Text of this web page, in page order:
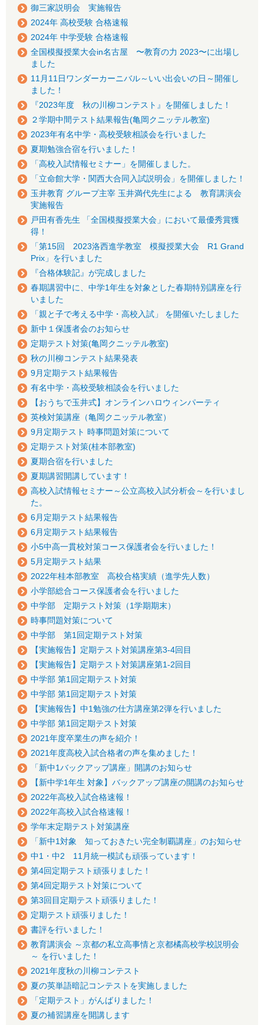
御三家説明会 実施報告
2024年 高校受験 合格速報
2024年 中学受験 合格速報
全国模擬授業大会in名古屋 〜教育の力 2023〜に出場し
ました
11月11日ワンダーカーニバル～いい出会いの日～開催し
ました！
『2023年度 秋の川柳コンテスト』を開催しました！
２学期中間テスト結果報告(亀岡クニッテル教室)
2023年有名中学・高校受験相談会を行いました
夏期勉強合宿を行いました！
「高校入試情報セミナー」を開催しました。
「立命館大学・関西大合同入試説明会」を開催しました！
玉井教育 グループ主宰 玉井満代先生による 教育講演会
実施報告
戸田有香先生 「全国模擬授業大会」において最優秀賞獲
得！
「第15回 2023洛西進学教室 模擬授業大会 R1 Grand
Prix」を行いました
『合格体験記』が完成しました
春期講習中に、中学1年生を対象とした春期特別講座を行
いました
「親と子で考える中学・高校入試」 を開催いたしました
新中１保護者会のお知らせ
定期テスト対策(亀岡クニッテル教室)
秋の川柳コンテスト結果発表
9月定期テスト結果報告
有名中学・高校受験相談会を行いました
【おうちで玉井式】オンラインハロウィンパーティ
英検対策講座（亀岡クニッテル教室）
9月定期テスト 時事問題対策について
定期テスト対策(桂本部教室)
夏期合宿を行いました
夏期講習開講しています！
高校入試情報セミナー～公立高校入試分析会～を行いまし
た。
6月定期テスト結果報告
6月定期テスト結果報告
小5中高一貫校対策コース保護者会を行いました！
5月定期テスト結果
2022年桂本部教室 高校合格実績（進学先人数）
小学部総合コース保護者会を行いました
中学部 定期テスト対策（1学期期末）
時事問題対策について
中学部 第1回定期テスト対策
【実施報告】定期テスト対策講座第3-4回目
【実施報告】定期テスト対策講座第1-2回目
中学部 第1回定期テスト対策
中学部 第1回定期テスト対策
【実施報告】中1勉強の仕方講座第2弾を行いました
中学部 第1回定期テスト対策
2021年度卒業生の声を紹介！
2021年度高校入試合格者の声を集めました！
「新中1バックアップ講座」開講のお知らせ
【新中学1年生 対象】バックアップ講座の開講のお知らせ
2022年高校入試合格速報！
2022年高校入試合格速報！
学年末定期テスト対策講座
「新中1対象 知っておきたい完全制覇講座」のお知らせ
中1・中2 11月統一模試も頑張っています！
第4回定期テスト頑張りました！
第4回定期テスト対策について
第3回目定期テスト頑張りました！
定期テスト頑張りました！
書評を行いました！
教育講演会 ～京都の私立高事情と京都橘高校学校説明会
～ を行いました！
2021年度秋の川柳コンテスト
夏の英単語暗記コンテストを実施しました
「定期テスト」がんばりました！
夏の補習講座を開講します